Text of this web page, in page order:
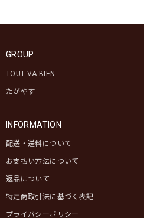
GROUP
TOUT VA BIEN
たがやす
INFORMATION
配送・送料について
お支払い方法について
返品について
特定商取引法に基づく表記
プライバシーポリシー